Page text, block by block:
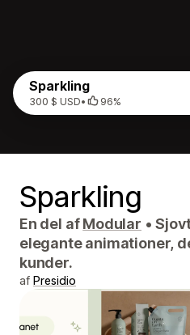
Sparkling
300 $ USD• 96%
Sparkling
En del afModular •
elegante animationer,
kunder.
af Presidio